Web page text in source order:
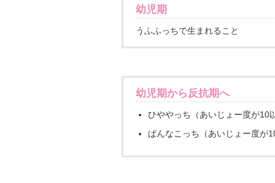
幼児期
うふふっちで生まれること
幼児期から反抗期へ
ひややっち（あいじょー度が10
ぱんなこっち（あいじょー度が